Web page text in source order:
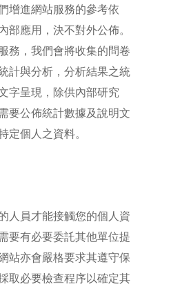
增進網站服務的參考依
部應用，決不對外公佈。
務，我們會將收集的問卷
計與分析，分析結果之統
字呈現，除供內部研究
要公佈統計數據及說明文
定個人之資料。
人員才能接觸您的個人資
要有必要委託其他單位提
站亦會嚴格要求其遵守保
取必要檢查程序以確定其